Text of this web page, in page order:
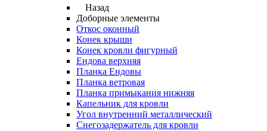
Назад
Доборные элементы
Откос оконный
Конек крыши
Конек кровли фигурный
Ендова верхняя
Планка Ендовы
Планка ветровая
Планка примыкания нижняя
Капельник для кровли
Угол внутренний металлический
Снегозадержатель для кровли